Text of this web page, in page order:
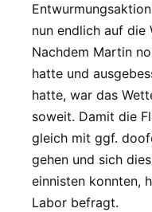
nun endlich auf die
Nachdem Martin
hatte und
hatte, war das
soweit. Damit die
gleich mit ggf.
gehen und sich
einnisten konnten,
Labor befragt.